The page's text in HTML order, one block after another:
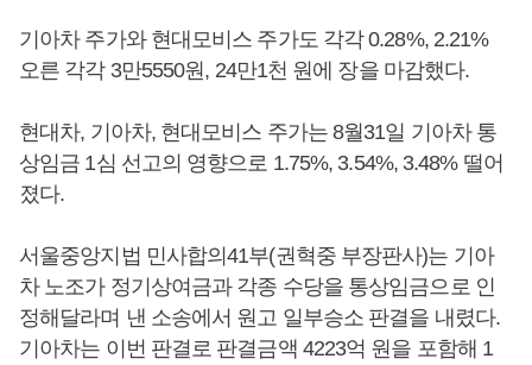
기아차 주가와 현대모비스 주가도 각각 0.28%, 2.21%
오른 각각 3만5550원, 24만1천 원에 장을 마감했다.
현대차, 기아차, 현대모비스 주가는 8월31일 기아차 통
상임금 1심 선고의 영향으로 1.75%, 3.54%, 3.48% 떨어
졌다.
서울중앙지법 민사합의41부(권혁중 부장판사)는 기아
차 노조가 정기상여금과 각종 수당을 통상임금으로 인
정해달라며 낸 소송에서 원고 일부승소 판결을 내렸다.
기아차는 이번 판결로 판결금액 4223억 원을 포함해 1